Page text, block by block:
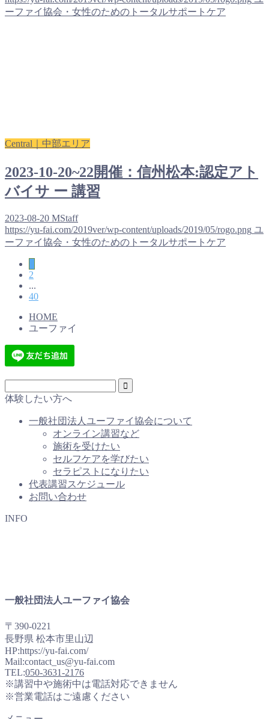
ーファイ協会・女性のためのトータルサポートケア
Central｜中部エリア
2023-10-20~22開催：信州松本:認定アト
バイサ ー 講習
2023-08-20 MStaff
https://yu-fai.com/2019ver/wp-content/uploads/2019/05/rogo.png ユ
ーファイ協会・女性のためのトータルサポートケア
2
...
40
HOME
ユーファイ
体験したい方へ
一般社団法人ユーファイ協会について
オンライン講習など
施術を受けたい
セルフケアを学びたい
セラピストになりたい
代表講習スケジュール
お問い合わせ
INFO
一般社団法人ユーファイ協会
〒390-0221
長野県 松本市里山辺
HP:https://yu-fai.com/
Mail:contact_us@yu-fai.com
TEL:050-3631-2176
※講習中や施術中は電話対応できません
※営業電話はご遠慮ください